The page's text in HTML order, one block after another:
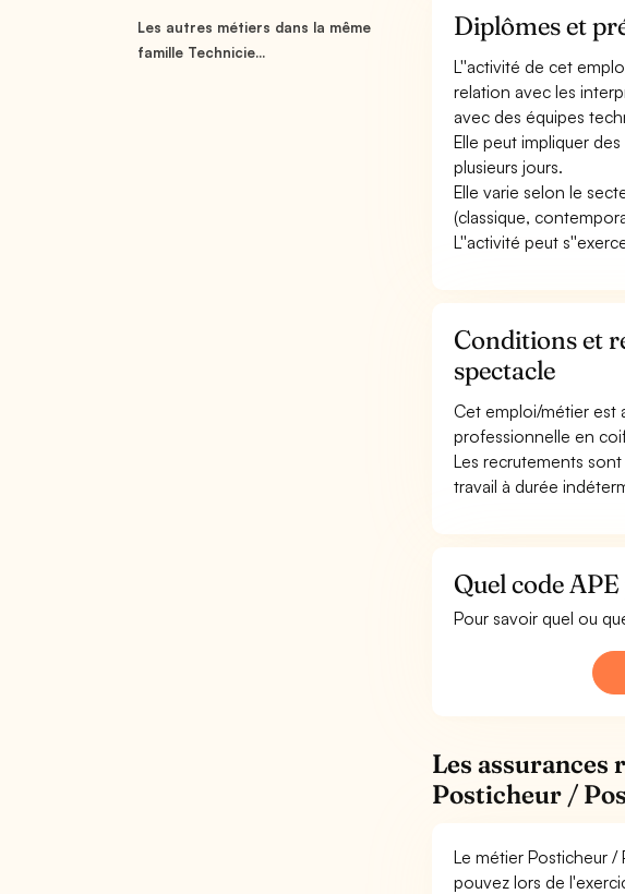
Les autres métiers dans la même
famille Technicie...
Diplômes et
L''activité de cet
relation avec les
avec des équipes
Elle peut impliquer
plusieurs jours.
Elle varie selon le
(classique,
L''activité peut
Conditions et
spectacle
Cet emploi/métier est
professionnelle en
Les recrutements
travail à durée
Quel code
Pour savoir quel ou
Les
Posticheur /
Le métier Posticheur
pouvez lors de